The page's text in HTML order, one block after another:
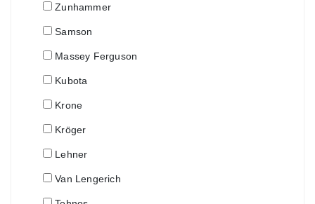
Zunhammer
Samson
Massey Ferguson
Kubota
Krone
Kröger
Lehner
Van Lengerich